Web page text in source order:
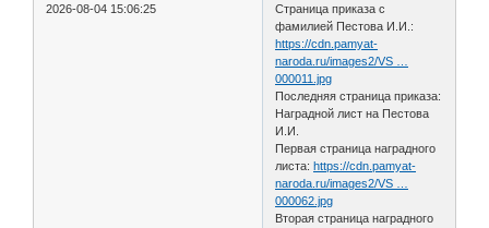
2026-08-04 15:06:25
Страница приказа с
фамилией Пестова И.И.:
https://cdn.pamyat-
naroda.ru/images2/VS …
000011.jpg
Последняя страница приказа:
Наградной лист на Пестова
И.И.
Первая страница наградного
листа:https://cdn.pamyat-
naroda.ru/images2/VS …
000062.jpg
Вторая страница наградного